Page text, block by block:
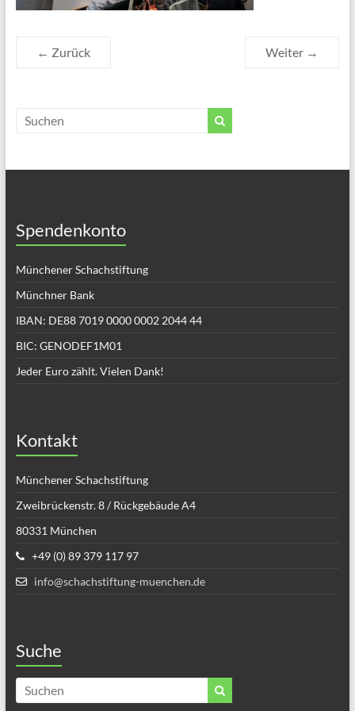
← Zurück Weiter →
Spendenkonto
Münchener Schachstiftung
Münchner Bank
IBAN: DE88 7019 0000 0002 2044 44
BIC: GENODEF1M01
Jeder Euro zählt. Vielen Dank!
Kontakt
Münchener Schachstiftung
Zweibrückenstr. 8 / Rückgebäude A4
80331 München
+49 (0) 89 379 117 97
info@schachstiftung-muenchen.de
Suche